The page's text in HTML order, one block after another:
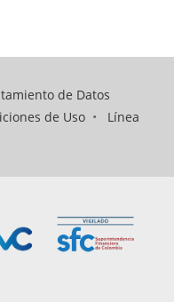
de Datos
de Uso• Línea